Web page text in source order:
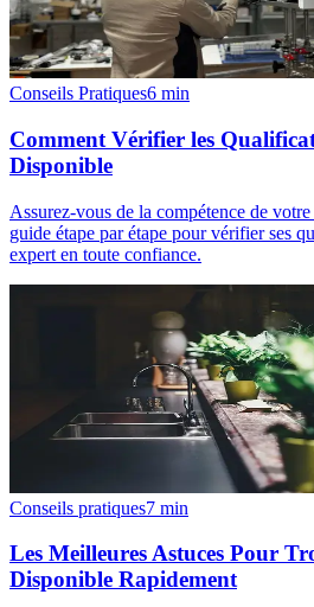
Conseils Pratiques6 min
Comment Vérifier les
Disponible
Assurez-vous de la compétence de
guide étape par étape pour vérifier ses
expert en toute confiance.
Conseils pratiques7 min
Les Meilleures Astuces Pour
Disponible Rapidement